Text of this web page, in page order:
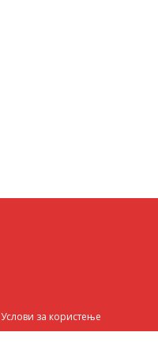
Услови за користење